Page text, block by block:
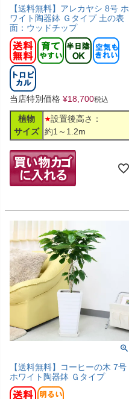
【送料無料】アレカヤシ 8号 ホ
ワイト陶器鉢 Ｇタイプ 土の表
面：ウッドチップ
当店特別価格 ¥18,700税込
植物
サイズ
設置後高さ：
約1～1.2m
【送料無料】コーヒーの木 7号
ホワイト陶器鉢 Ｇタイプ